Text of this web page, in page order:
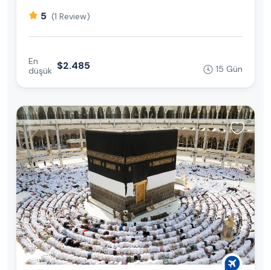
5 (1 Review)
En
düşük $2.485 15 Gün